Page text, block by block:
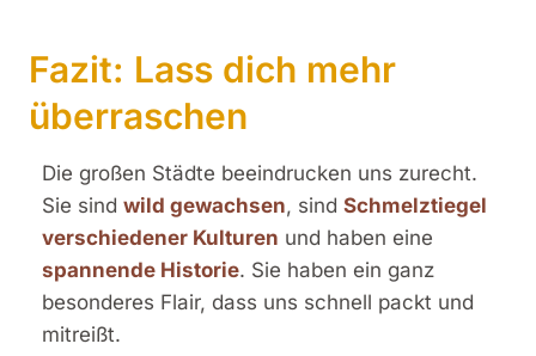
Fazit: Lass dich mehr
überraschen
Die großen Städte beeindrucken uns zurecht.
Sie sind wild gewachsen, sind Schmelztiegel
verschiedener Kulturen und haben eine
spannende Historie. Sie haben ein ganz
besonderes Flair, dass uns schnell packt und
mitreißt.